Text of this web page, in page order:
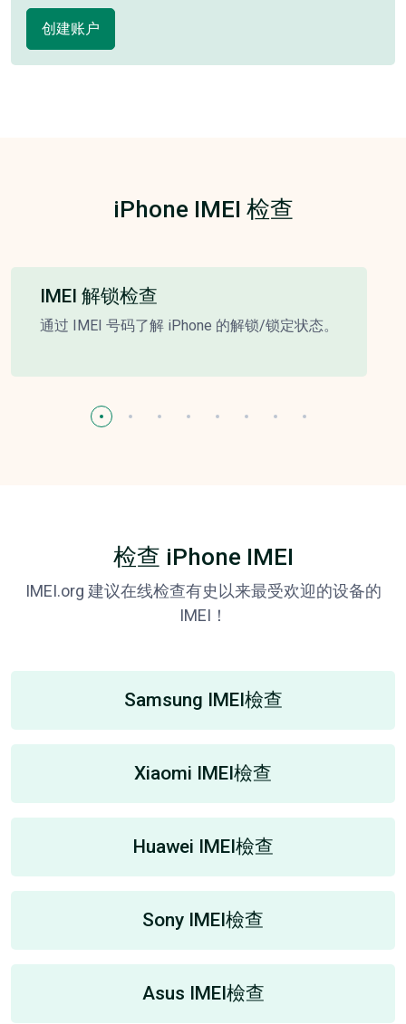
创建账户
iPhone IMEI 检查
IMEI 解锁检查
通过 IMEI 号码了解 iPhone 的解锁/锁定状态。
检查 iPhone IMEI
IMEI.org 建议在线检查有史以来最受欢迎的设备的
IMEI！
Samsung IMEI檢查
Xiaomi IMEI檢查
Huawei IMEI檢查
Sony IMEI檢查
Asus IMEI檢查